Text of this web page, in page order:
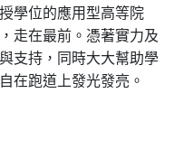
學位的應用型高等院
走在最前。憑著實力及
支持，同時大大幫助學
在跑道上發光發亮。